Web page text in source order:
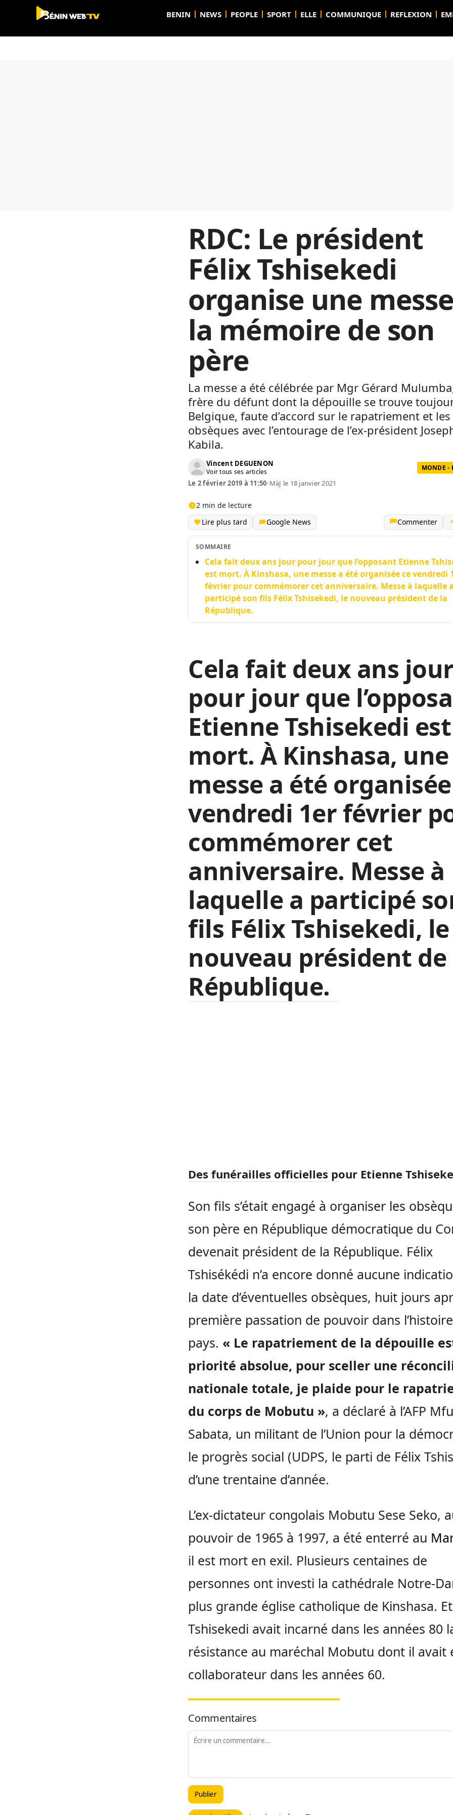
BENIN NEWS PEOPLE SPORT ELLE COMMUNIQUE REFLEXION
RDC: Le président
Félix Tshisekedi
organise une
la mémoire de son
père
La messe a été célébrée par Mgr Gérard
frère du défunt dont la dépouille se trouve
Belgique, faute d’accord sur le rapatriement et les
obsèques avec l’entourage de l’ex-président
Kabila.
Vincent DEGUENON
Voir tous ses articles MONDE -
Le 2 février 2019 à 11:50•MàJ le 18 janvier 2021
2 min de lecture
Lire plus tard
Google News Commenter
SOMMAIRE
Cela fait deux ans jour pour jour que l’opposant Etienne
est mort. À Kinshasa, une messe a été organisée ce vendredi
février pour commémorer cet anniversaire. Messe à laquelle
participé son fils Félix Tshisekedi, le nouveau président de la
République.
Cela fait deux ans
pour jour que
Etienne Tshisekedi est
mort. À Kinshasa, une
messe a été
vendredi 1er février
commémorer cet
anniversaire. Messe à
laquelle a participé
fils Félix Tshisekedi, le
nouveau président de
République.
Des funérailles officielles pour Etienne
Son fils s’était engagé à organiser les
son père en République démocratique du
devenait président de la République. Félix
Tshisékédi n’a encore donné aucune
la date d’éventuelles obsèques, huit jours
première passation de pouvoir dans
pays. « Le rapatriement de la dépouille
priorité absolue, pour sceller une
nationale totale, je plaide pour le
du corps de Mobutu », a déclaré à l’AFP
Sabata, un militant de l’Union pour la
le progrès social (UDPS, le parti de Félix
d’une trentaine d’année.
L’ex-dictateur congolais Mobutu Sese Seko,
pouvoir de 1965 à 1997, a été enterré au
il est mort en exil. Plusieurs centaines de
personnes ont investi la cathédrale Notre-
plus grande église catholique de Kinshasa.
Tshisekedi avait incarné dans les années 80
résistance au maréchal Mobutu dont il avait
collaborateur dans les années 60.
Commentaires
Publier